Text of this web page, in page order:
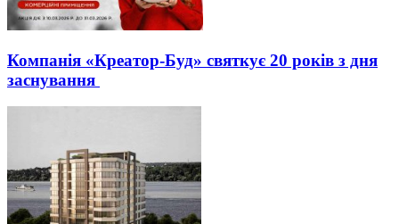
Компанія «Креатор-Буд» святкує 20 років з дня
заснування